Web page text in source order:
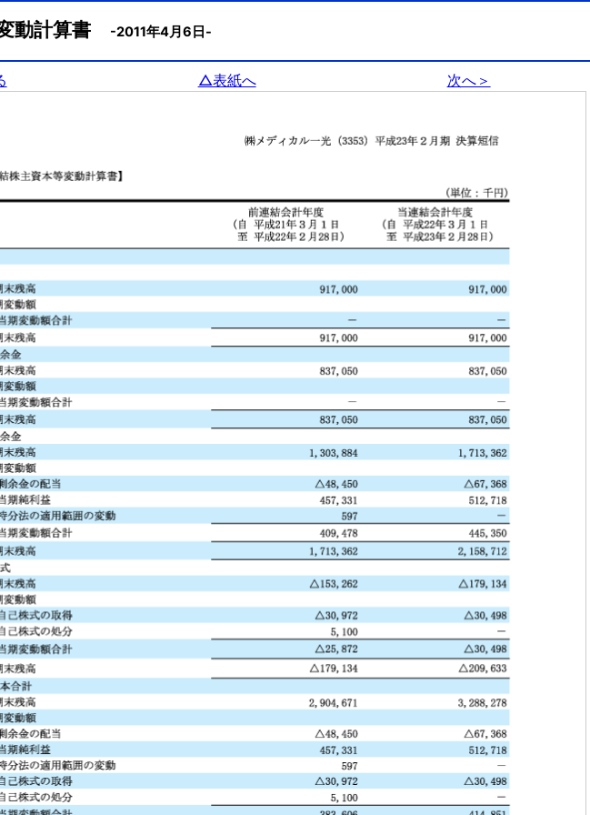
動計算書 -2011年4月6日-
△表紙へ 次へ＞